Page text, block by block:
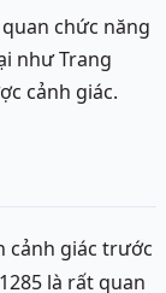
chức năng
như Trang
cảnh giác.
cảnh giác trước
là rất quan